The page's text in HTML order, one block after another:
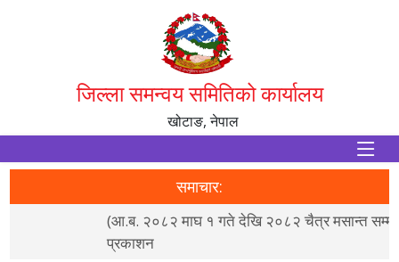
जिल्ला समन्वय समितिको कार्यालय
खोटाङ, नेपाल
समाचार:
(आ.ब. २०८२ माघ १ गते देखि २०८२ चैत्र मसान्त सम्म) स्वतः